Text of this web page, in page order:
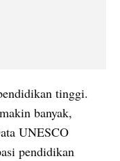
tinggi.
banyak,
UNESCO
pendidikan